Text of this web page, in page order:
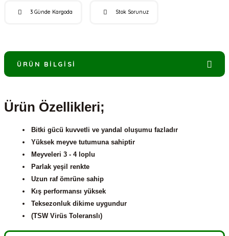
3 Günde Kargoda Stok Sorunuz
ÜRÜN BILGISI
Ürün Özellikleri;
Bitki gücü kuvvetli ve yandal oluşumu fazladır
Yüksek meyve tutumuna sahiptir
Meyveleri 3 - 4 loplu
Parlak yeşil renkte
Uzun raf ömrüne sahip
Kış performansı yüksek
Teksezonluk dikime uygundur
(TSW Virüs Toleranslı)